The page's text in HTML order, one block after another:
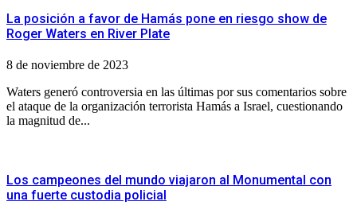
La posición a favor de Hamás pone en riesgo show de
Roger Waters en River Plate
8 de noviembre de 2023
Waters generó controversia en las últimas por sus comentarios sobre
el ataque de la organización terrorista Hamás a Israel, cuestionando
la magnitud de...
Los campeones del mundo viajaron al Monumental con
una fuerte custodia policial